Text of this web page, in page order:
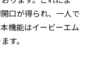
口が得られ、一人で
機能はイービーエム
す。